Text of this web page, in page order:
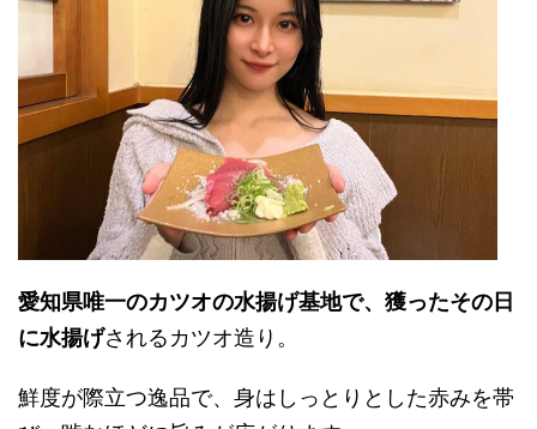
愛知県唯一のカツオの水揚げ基地で、獲ったその日
に水揚げされるカツオ造り。
鮮度が際立つ逸品で、身はしっとりとした赤みを帯